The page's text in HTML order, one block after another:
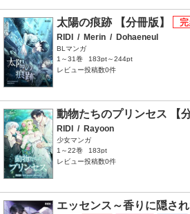
太陽の痕跡 【分冊版】
RIDI / Merin / Dohaeneul
BLマンガ
1～31巻
183pt～244pt
レビュー投稿数0件
動物たちのプリンセス 【
RIDI / Rayoon
少女マンガ
1～22巻
183pt
レビュー投稿数0件
エッセンス～香りに隠さ